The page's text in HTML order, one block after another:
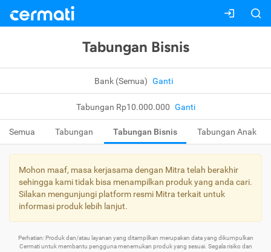
Tabungan Bisnis
Bank (Semua) Ganti
Tabungan Rp10.000.000 Ganti
Semua Tabungan Tabungan Bisnis Tabungan Anak
Mohon maaf, masa kerjasama dengan Mitra telah berakhir
sehingga kami tidak bisa menampilkan produk yang anda cari.
Silakan mengunjungi platform resmi Mitra terkait untuk
informasi produk lebih lanjut.
Perhatian: Produk dan/atau layanan yang ditampilkan merupakan data yang dikumpulkan
Cermati untuk membantu pengguna menemukan produk yang sesuai. Segala risiko dan